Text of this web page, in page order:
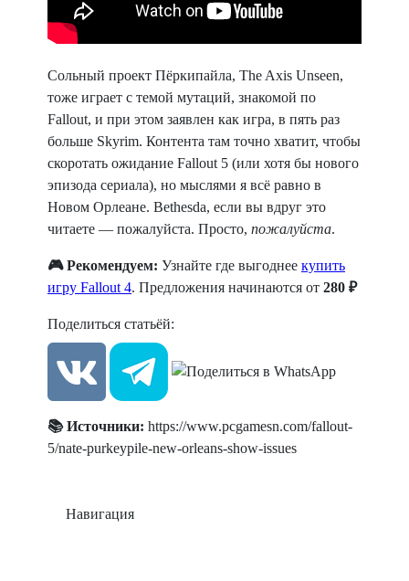
Сольный проект Пёркипайла, The Axis Unseen,
тоже играет с темой мутаций, знакомой по
Fallout, и при этом заявлен как игра, в пять раз
больше Skyrim. Контента там точно хватит, чтобы
скоротать ожидание Fallout 5 (или хотя бы нового
эпизода сериала), но мыслями я всё равно в
Новом Орлеане. Bethesda, если вы вдруг это
читаете — пожалуйста. Просто, пожалуйста.
🎮 Рекомендуем: Узнайте где выгоднее купить
игру Fallout 4. Предложения начинаются от 280 ₽
Поделиться статьёй:
📚 Источники: https://www.pcgamesn.com/fallout-
5/nate-purkeypile-new-orleans-show-issues
Навигация